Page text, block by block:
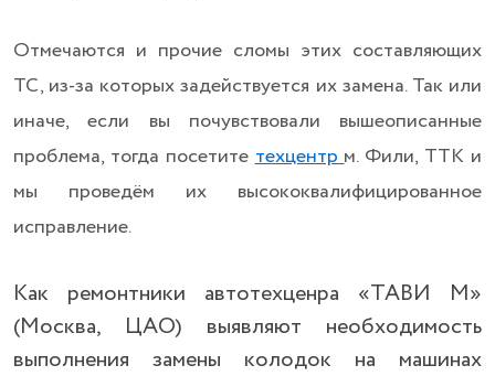
Отмечаются и прочие сломы этих составляющих
ТС, из-за которых задействуется их замена. Так или
иначе, если вы почувствовали вышеописанные
проблема, тогда посетитетехцентрм. Фили, ТТК и
мы проведём их высококвалифицированное
исправление.
Как ремонтники автотехценра «ТАВИ М»
(Москва, ЦАО) выявляют необходимость
выполнения замены колодок на машинах